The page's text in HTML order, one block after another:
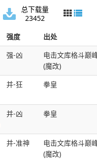
总下载量
23452
强度
出处
强-凶
电击文库格斗巅
(魔改)
并-狂 拳皇
并-凶 拳皇
并-准神
电击文库格斗巅
(魔改)